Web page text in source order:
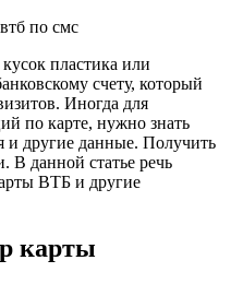
пластика или
счету, который
Иногда для
по карте, нужно знать
и другие данные. Получить
данной статье речь
ВТБ и другие
карты